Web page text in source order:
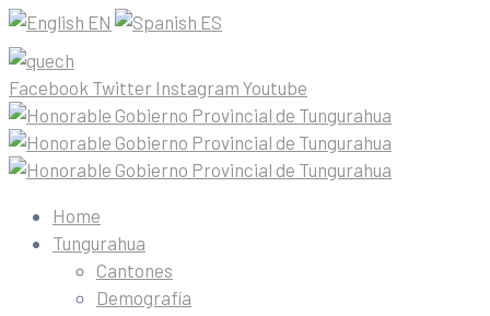
EN ES
Facebook Twitter Instagram Youtube
Home
Tungurahua
Cantones
Demografía